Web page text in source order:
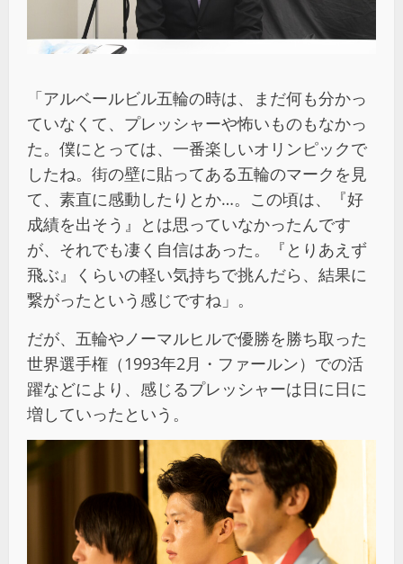
「アルベールビル五輪の時は、まだ何も分かっ
ていなくて、プレッシャーや怖いものもなかっ
た。僕にとっては、一番楽しいオリンピックで
したね。街の壁に貼ってある五輪のマークを見
て、素直に感動したりとか…。この頃は、『好
成績を出そう』とは思っていなかったんです
が、それでも凄く自信はあった。『とりあえず
飛ぶ』くらいの軽い気持ちで挑んだら、結果に
繋がったという感じですね」。
だが、五輪やノーマルヒルで優勝を勝ち取った
世界選手権（1993年2月・ファールン）での活
躍などにより、感じるプレッシャーは日に日に
増していったという。